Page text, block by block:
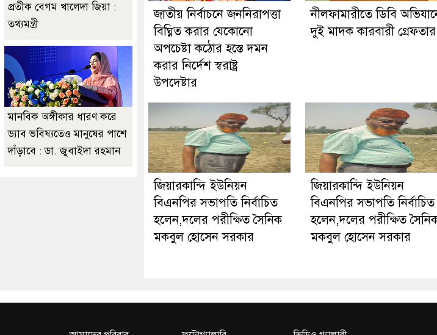
জাতীয় নির্বাচনে জননিরাপত্তা
বিঘ্নিত করার যেকোনো
অপচেষ্টা কঠোর হস্তে দমন
করার নির্দেশ স্বরাষ্ট্র
উপদেষ্টার
নীলফামারীতে ডিবি
দুই মাদক কারবারী
জিয়ারকান্দি ইউনিয়ন
বিএনপির সভাপতি নির্বাচিত
হলেন,দলের পরীক্ষিত সৈনিক
মকবুল হোসেন সরকার
জিয়ারকান্দি ইউনিয়ন
বিএনপির সভাপতি নির্বাচিত
হলেন,দলের পরীক্ষিত
মকবুল হোসেন সরকার
প্রতীক বেগম খালেদা জিয়া :
তথ্যমন্ত্রী
মানবিক অঙ্গীকার ধারণ করে
ড্যাব ভবিষ্যতেও মানুষের পাশে
দাঁড়াবে : ডা. জুবাইদা রহমান